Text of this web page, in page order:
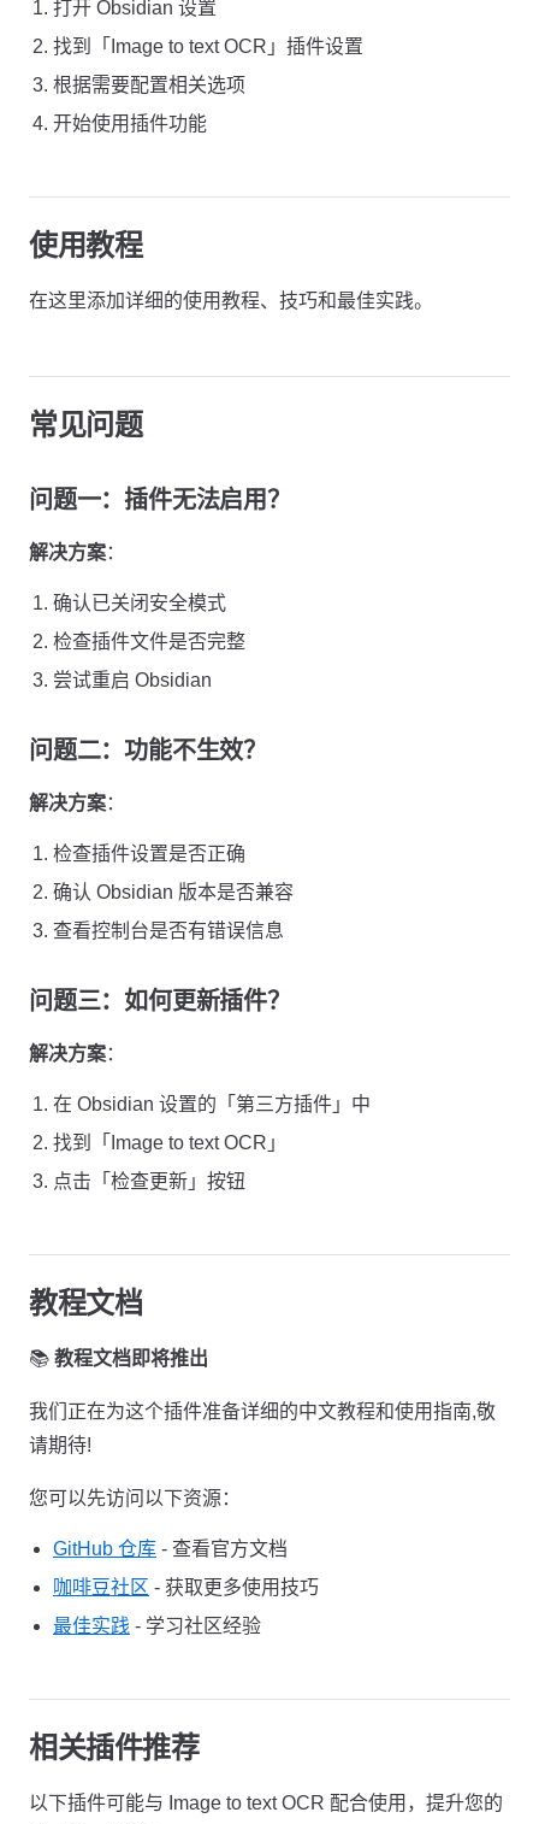
打开 Obsidian 设置
找到「Image to text OCR」插件设置
根据需要配置相关选项
开始使用插件功能
使用教程
在这里添加详细的使用教程、技巧和最佳实践。
常见问题
问题一：插件无法启用？
解决方案：
确认已关闭安全模式
检查插件文件是否完整
尝试重启 Obsidian
问题二：功能不生效？
解决方案：
检查插件设置是否正确
确认 Obsidian 版本是否兼容
查看控制台是否有错误信息
问题三：如何更新插件？
解决方案：
在 Obsidian 设置的「第三方插件」中
找到「Image to text OCR」
点击「检查更新」按钮
教程文档
📚 教程文档即将推出
我们正在为这个插件准备详细的中文教程和使用指南,敬
请期待!
您可以先访问以下资源：
GitHub 仓库 - 查看官方文档
咖啡豆社区 - 获取更多使用技巧
最佳实践 - 学习社区经验
相关插件推荐
以下插件可能与 Image to text OCR 配合使用，提升您的